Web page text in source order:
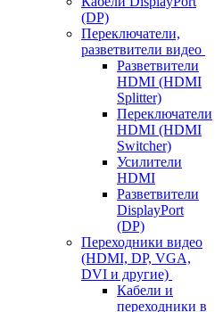
(DP)
Переключатели,
разветвители видео
Разветвители
HDMI (HDMI
Splitter)
Переключатели
HDMI (HDMI
Switcher)
Усилители
HDMI
Разветвители
DisplayPort
(DP)
Переходники видео
(HDMI, DP, VGA,
DVI и другие)
Кабели и
переходники в